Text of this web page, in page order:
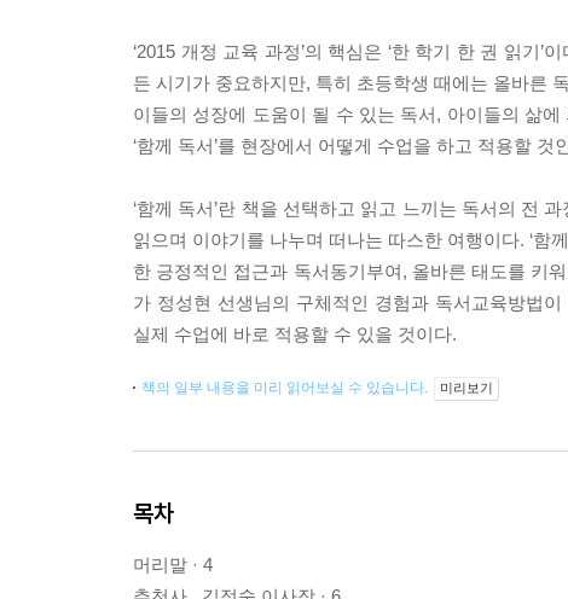
‘2015 개정 교육 과정’의 핵심은 ‘한 학기 한 권 읽기
든 시기가 중요하지만, 특히 초등학생 때에는 올바른
이들의 성장에 도움이 될 수 있는 독서, 아이들의 삶
‘함께 독서’를 현장에서 어떻게 수업을 하고 적용할
‘함께 독서’란 책을 선택하고 읽고 느끼는 독서의 전
읽으며 이야기를 나누며 떠나는 따스한 여행이다. ‘함
한 긍정적인 접근과 독서동기부여, 올바른 태도를 키
가 정성현 선생님의 구체적인 경험과 독서교육방법
실제 수업에 바로 적용할 수 있을 것이다.
책의 일부 내용을 미리 읽어보실 수 있습니다. 미리보기
목차
머리말 · 4